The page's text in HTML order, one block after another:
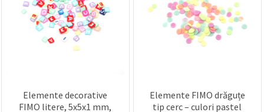
Elemente decorative
FIMO litere, 5x5x1 mm,
Elemente FIMO drăguțe
tip cerc – culori pastel